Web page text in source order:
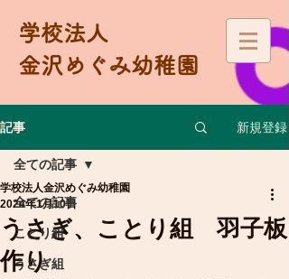
学校法人
金沢めぐみ幼稚園
記事 新規登録
全ての記事
ことり組
うさぎ組
全ての記事
うさぎ、ことり組 羽子板
作り
学校法人金沢めぐみ幼稚園
2024年1月10日